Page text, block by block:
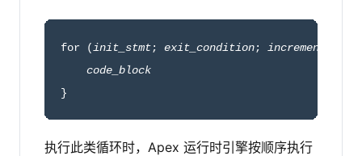
for (init_stmt; exit_condition; increment_stmt
code_block
}
执行此类循环时，Apex 运行时引擎按顺序执行